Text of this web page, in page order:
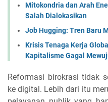
Mitokondria dan Arah
Salah Dialokasikan
Job Hugging: Tren Baru
Krisis Tenaga Kerja
Kapitalisme Gagal
Reformasi birokrasi tidak
ke digital. Lebih dari itu